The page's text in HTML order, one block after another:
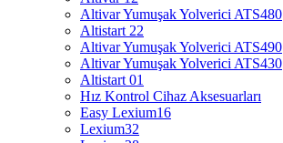
Altivar Yumuşak Yolverici ATS480
Altistart 22
Altivar Yumuşak Yolverici ATS490
Altivar Yumuşak Yolverici ATS430
Altistart 01
Hız Kontrol Cihaz Aksesuarları
Easy Lexium16
Lexium32